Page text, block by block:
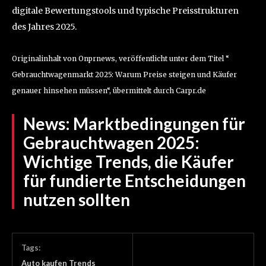
digitale Bewertungstools und typische Preisstrukturen
des Jahres 2025.
Originalinhalt von Onprnews, veröffentlicht unter dem Titel “
Gebrauchtwagenmarkt 2025: Warum Preise steigen und Käufer
genauer hinsehen müssen“, übermittelt durch Carpr.de
News: Marktbedingungen für
Gebrauchtwagen 2025:
Wichtige Trends, die Käufer
für fundierte Entscheidungen
nutzen sollten
Tags:
Auto kaufen Trends